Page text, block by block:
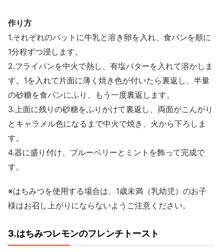
作り方
1.それぞれのバットに牛乳と溶き卵を入れ、食パンを順に
1分程ずつ浸します。
2.フライパンを中火で熱し、有塩バターを入れて溶かしま
す。1を入れて片面に薄く焼き色が付いたら裏返し、半量
の砂糖を食パンにふり、もう一度裏返します。
3.上面に残りの砂糖をふりかけて裏返し、両面がこんがり
とキャラメル色になるまで中火で焼き、火から下ろしま
す。
4.器に盛り付け、ブルーベリーとミントを飾って完成で
す。
※はちみつを使用する場合は、1歳未満（乳幼児）のお子
様はお召し上がりにならないようご注意ください。
3.はちみつレモンのフレンチトースト